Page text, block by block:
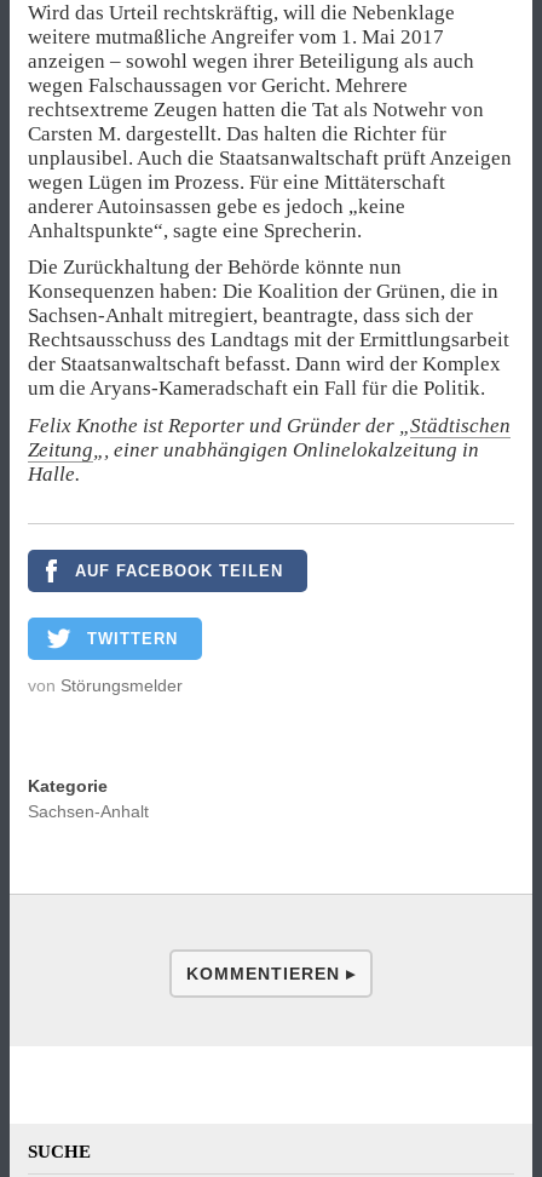
Wird das Urteil rechtskräftig, will die Nebenklage
weitere mutmaßliche Angreifer vom 1. Mai 2017
anzeigen – sowohl wegen ihrer Beteiligung als auch
wegen Falschaussagen vor Gericht. Mehrere
rechtsextreme Zeugen hatten die Tat als Notwehr von
Carsten M. dargestellt. Das halten die Richter für
unplausibel. Auch die Staatsanwaltschaft prüft Anzeigen
wegen Lügen im Prozess. Für eine Mittäterschaft
anderer Autoinsassen gebe es jedoch „keine
Anhaltspunkte“, sagte eine Sprecherin.
Die Zurückhaltung der Behörde könnte nun
Konsequenzen haben: Die Koalition der Grünen, die in
Sachsen-Anhalt mitregiert, beantragte, dass sich der
Rechtsausschuss des Landtags mit der Ermittlungsarbeit
der Staatsanwaltschaft befasst. Dann wird der Komplex
um die Aryans-Kameradschaft ein Fall für die Politik.
Felix Knothe ist Reporter und Gründer der „ Städtischen
Zeitung „, einer unabhängigen Onlinelokalzeitung in
Halle.
AUF FACEBOOK TEILEN
TWITTERN
von Störungsmelder
Kategorie
Sachsen-Anhalt
KOMMENTIEREN ▸
SUCHE